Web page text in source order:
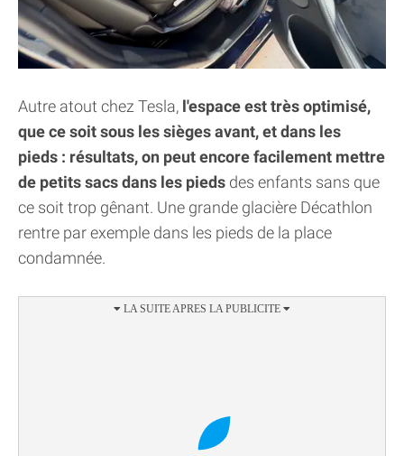
Autre atout chez Tesla, l'espace est très optimisé,
que ce soit sous les sièges avant, et dans les
pieds : résultats, on peut encore facilement mettre
de petits sacs dans les pieds des enfants sans que
ce soit trop gênant. Une grande glacière Décathlon
rentre par exemple dans les pieds de la place
condamnée.